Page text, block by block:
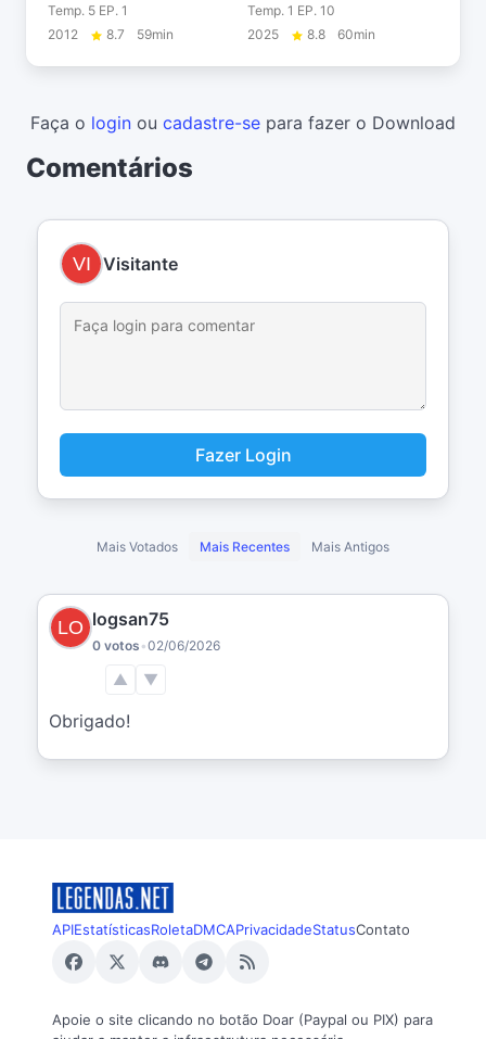
Temp. 5 EP. 1
2012
8.7 59min
Temp. 1 EP. 10
2025
8.8 60min
Faça o login ou cadastre-se para fazer o Download
Comentários
Visitante
Fazer Login
Mais Votados Mais Recentes Mais Antigos
logsan75
0 votos •02/06/2026
▲ ▼
Obrigado!
APIEstatísticasRoletaDMCAPrivacidadeStatusContato
Apoie o site clicando no botão Doar (Paypal ou PIX) para